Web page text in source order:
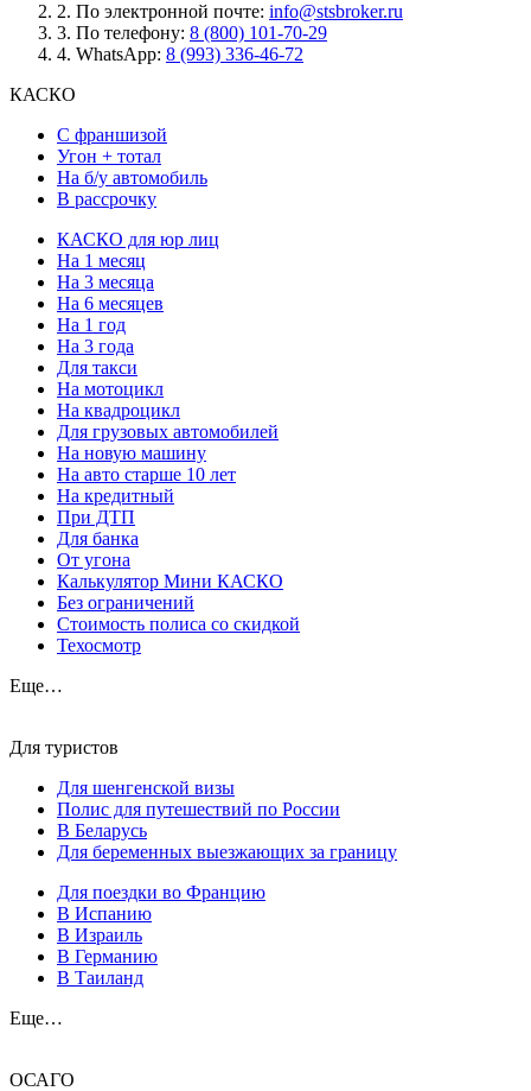
2. По электронной почте: info@stsbroker.ru
3. По телефону: 8 (800) 101-70-29
4. WhatsApp: 8 (993) 336-46-72
КАСКО
С франшизой
Угон + тотал
На б/у автомобиль
В рассрочку
КАСКО для юр лиц
На 1 месяц
На 3 месяца
На 6 месяцев
На 1 год
На 3 года
Для такси
На мотоцикл
На квадроцикл
Для грузовых автомобилей
На новую машину
На авто старше 10 лет
На кредитный
При ДТП
Для банка
От угона
Калькулятор Мини КАСКО
Без ограничений
Стоимость полиса со скидкой
Техосмотр
Еще…
Для туристов
Для шенгенской визы
Полис для путешествий по России
В Беларусь
Для беременных выезжающих за границу
Для поездки во Францию
В Испанию
В Израиль
В Германию
В Таиланд
Еще…
ОСАГО